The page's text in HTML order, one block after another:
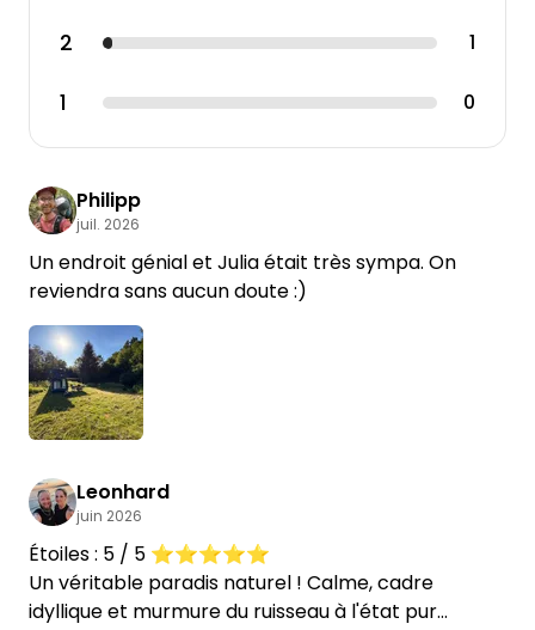
2 1
1 0
Philipp
juil. 2026
Un endroit génial et Julia était très sympa. On
reviendra sans aucun doute :)
Leonhard
juin 2026
Étoiles : 5 / 5 ⭐⭐⭐⭐⭐
Un véritable paradis naturel ! Calme, cadre
idyllique et murmure du ruisseau à l'état pur